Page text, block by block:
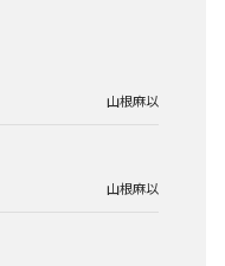
山根麻以
山根麻以